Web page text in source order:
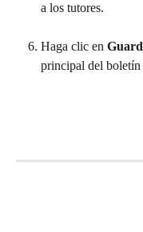
a los tutores.
Haga clic en
principal del